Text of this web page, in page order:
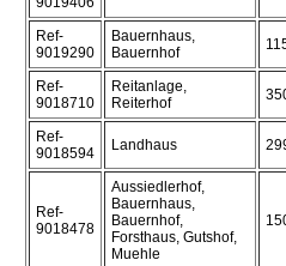
Ref-
9019290
Bauernhaus,
Bauernhof
Ref-
9018710
Reitanlage,
Reiterhof
Ref-
9018594
Landhaus
Ref-
9018478
Aussiedlerhof,
Bauernhaus,
Bauernhof,
Forsthaus, Gutshof,
Muehle